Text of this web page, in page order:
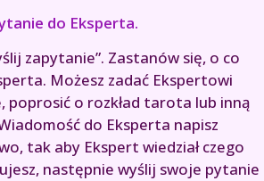
do Eksperta.
zapytanie”. Zastanów się, o co
Możesz zadać Ekspertowi
o rozkład tarota lub inną
do Eksperta napisz
tak aby Ekspert wiedział czego
następnie wyślij swoje pytanie